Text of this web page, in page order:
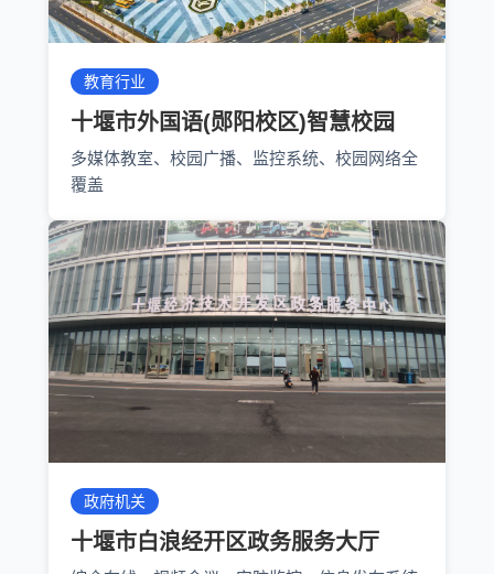
教育行业
十堰市外国语(郧阳校区)智慧校园
多媒体教室、校园广播、监控系统、校园网络全
覆盖
政府机关
十堰市白浪经开区政务服务大厅